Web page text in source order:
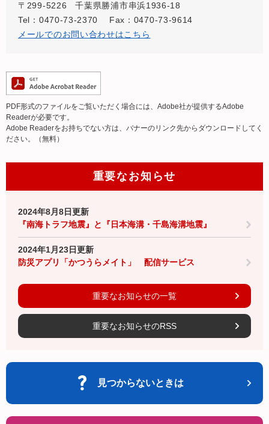
〒299-5226
千葉県勝浦市串浜1936-18
Tel：0470-73-2370
Fax：0470-73-9614
メールでのお問い合わせはこちら
PDF形式のファイルをご覧いただく場合には、Adobe社が提供するAdobe
Readerが必要です。
Adobe Readerをお持ちでない方は、バナーのリンク先からダウンロードしてく
ださい。（無料）
重要なお知らせ
2024年8月8日更新
『南海トラフ地震』と『日本海溝・千島海溝地震』
2024年1月23日更新
防災アプリ「かつうらメイト」 配信サービス
重要なお知らせの一覧
重要なお知らせのRSS
見つからないときは